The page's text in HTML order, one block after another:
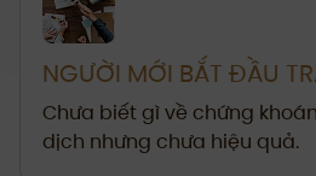
NGƯỜI MỚI BẮT ĐẦU
Chưa biết gì về chứng
dịch nhưng chưa hiệu quả.